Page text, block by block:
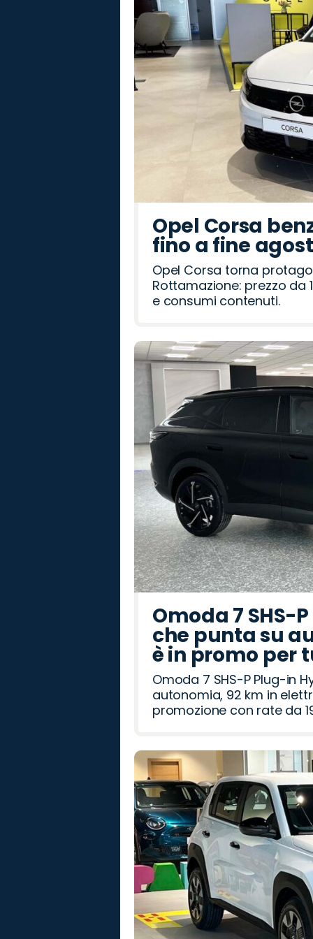
Romeo
Rover
Opel Corsa
fino a fine
Opel Corsa torna
Rottamazione: prezzo da
e consumi contenuti.
Omoda 7 SHS-
che punta su
è in promo per
Omoda 7 SHS-P Plug-in
autonomia, 92 km in
promozione con rate da